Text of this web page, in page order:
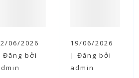
06/2026
Đăng bởi
19/06/2026
| Đăng bởi
admin